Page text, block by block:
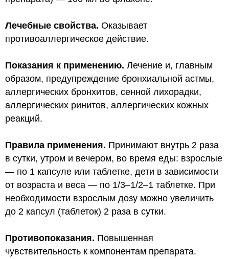
Лечебные свойства. Оказывает
противоаллергическое действие.
Показания к применению. Лечение и, главным
образом, предупреждение бронхиальной астмы,
аллергических бронхитов, сенной лихорадки,
аллергических ринитов, аллергических кожных
реакций.
Правила применения. Принимают внутрь 2 раза
в сутки, утром и вечером, во время еды: взрослые
— по 1 капсуле или таблетке, дети в зависимости
от возраста и веса — по 1/3–1/2–1 таблетке. При
необходимости взрослым дозу можно увеличить
до 2 капсул (таблеток) 2 раза в сутки.
Противопоказания. Повышенная
чувствительность к компонентам препарата.